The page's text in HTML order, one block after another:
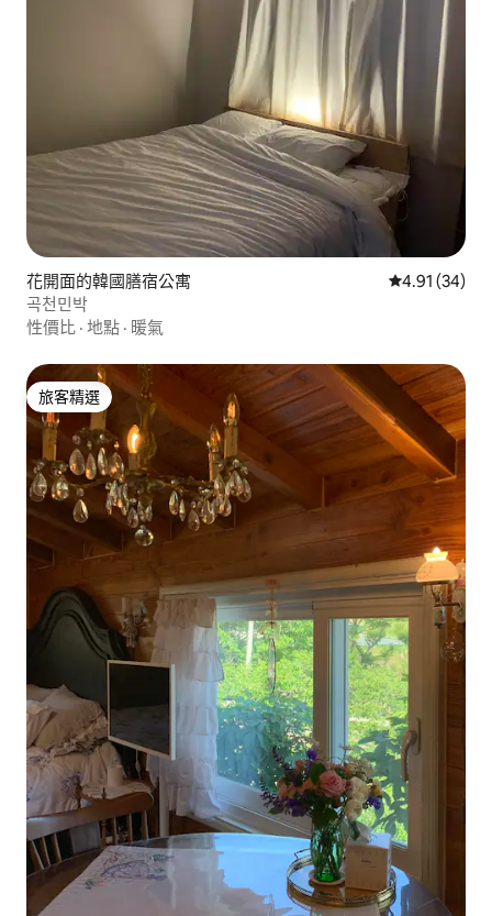
花開面的韓國膳宿公寓 從 34 則評價
4.91 (34)
곡천민박
性價比 · 地點 · 暖氣
旅客精選
旅客精選